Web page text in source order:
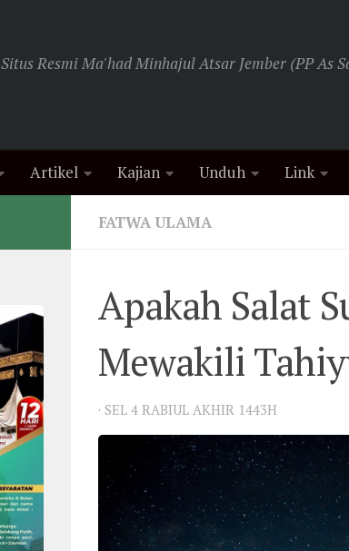
Situs Resmi Ma'had Minhajul Atsar Jember (PP As
Artikel Kajian Unduh Link
FATWA ULAMA
Apakah Salat
Mewakili
· SEL 4 RABIUL AKHIR 1443H